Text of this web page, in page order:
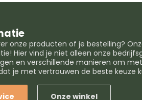
onze producten of je bestelling?
Hier vind je niet alleen onze
en verschillende manieren om
je met vertrouwen de beste keuze
Onze winkel